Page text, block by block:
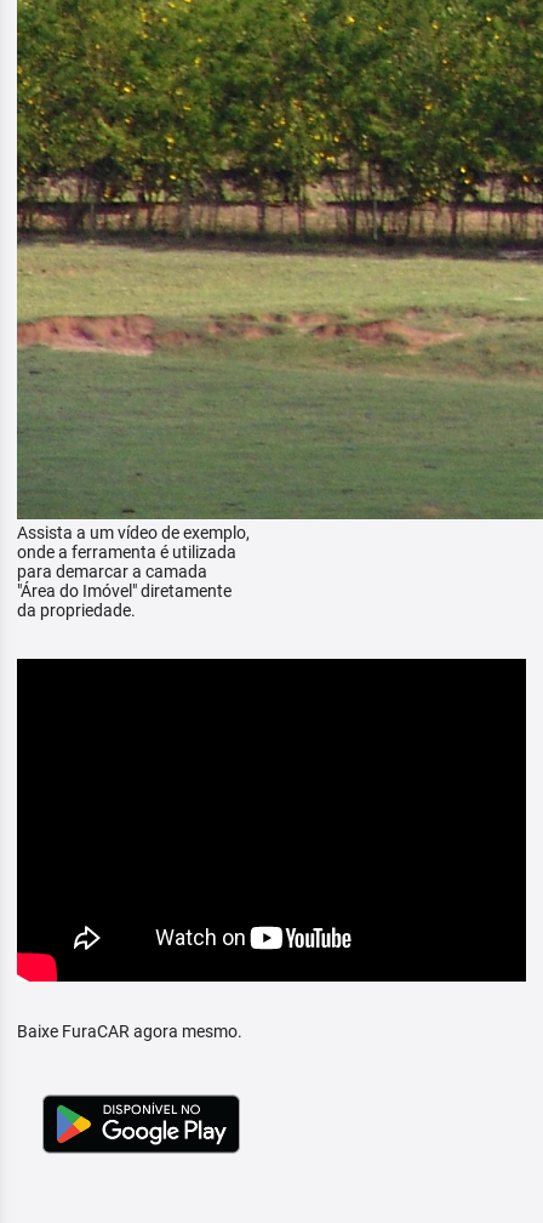
Assista a um vídeo de exemplo,
onde a ferramenta é utilizada
para demarcar a camada
"Área do Imóvel" diretamente
da propriedade.
Baixe FuraCAR agora mesmo.